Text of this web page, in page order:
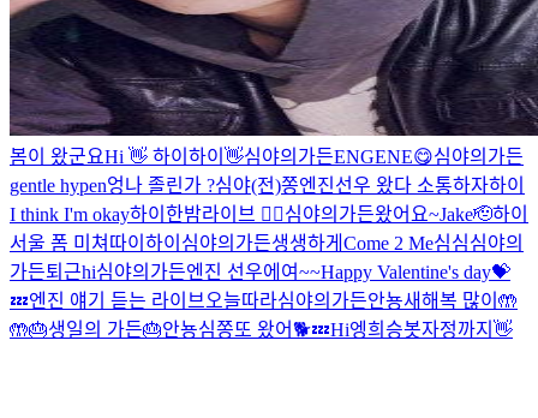
봄이 왔군요Hi 👋 하이 하이 👋심야의가든ENGENE😋심야의가든
gentle hypen엉나 졸린가 ?심야(전)쫑엔진선우 왔다 소통하자하이
I think I'm okay하이 한밤라이브 😶‍🌫️심야의가든왔어요~Jake🫡하이
서울 폼 미쳐따이 하이 심야의가든생생하게 Come 2 Me심심심야의
가든퇴근hi심야의가든엔진 선우에여~~Happy Valentine's day💝
💤엔진 얘기 듣는 라이브 오늘따라심야의가든안뇽새해복 많이🤲
🤲🎂생일의 가든🎂안뇽심쫑또 왔어🐕💤Hi엥희승봇자정까지 👋